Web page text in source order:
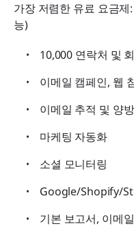
가장 저렴한 유료 요금
능)
10,000 연락처 및
이메일 캠페인, 웹
이메일 추적 및 양
마케팅 자동화
소셜 모니터링
Google/Shopify/
기본 보고서, 이메